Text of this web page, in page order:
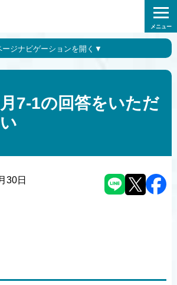
メニュー
7-1の回答をいただ
30日